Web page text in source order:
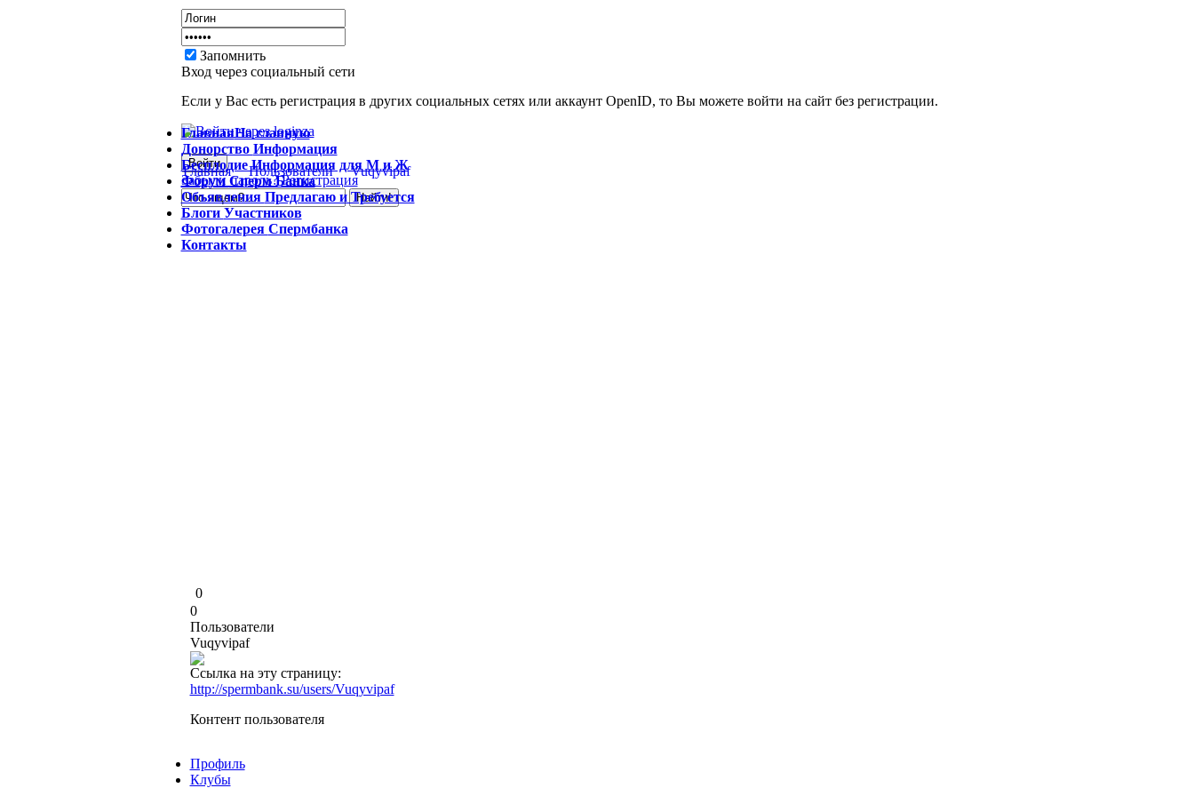
Запомнить
Вход через социальный сети
Если у Вас есть регистрация в других социальных сетях или аккаунт OpenID, то Вы можете войти на сайт без регистрации.
Забыли пароль? Регистрация
ГлавнаяНа главную
Донорство Информация
БесплодиеИнформация для М и Ж
ФорумСперм Банка
Объявления Предлагаю и Требуется
Блоги Участников
Фотогалерея Спермбанка
Контакты
Главная Пользователи Vuqyvipaf
0
0
Пользователи
Vuqyvipaf
Ссылка на эту страницу:
http://spermbank.su/users/Vuqyvipaf
Контент пользователя
Профиль
Клубы